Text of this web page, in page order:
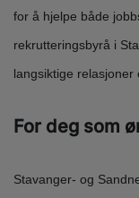
for å hjelpe både
rekrutteringsbyrå i
langsiktige relasjoner
For deg som
Stavanger- og